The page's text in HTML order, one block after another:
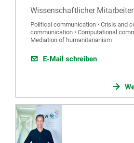
Wissenschaftlicher Mitarbeiter
Political communication • Crisis and
communication • Computational
Mediation of humanitarianism
E-Mail schreiben